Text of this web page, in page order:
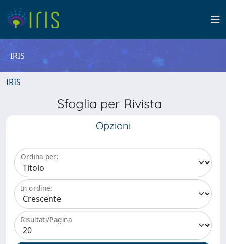
IRIS
IRIS
Sfoglia per Rivista
Opzioni
Ordina per:
In ordine:
Risultati/Pagina